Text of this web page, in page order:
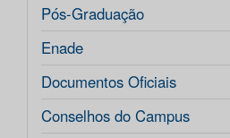
Pós-Graduação
Enade
Documentos Oficiais
Conselhos do Campus